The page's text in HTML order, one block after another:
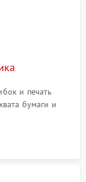
и печать
бумаги и
о замятиях,
при работе.